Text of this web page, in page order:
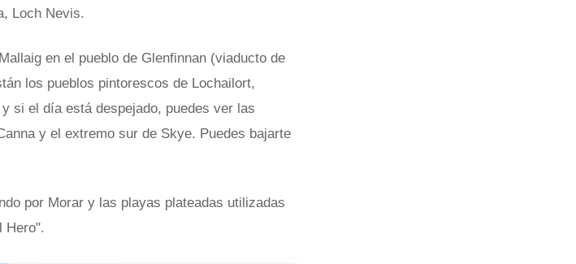
Loch Nevis.
en el pueblo de Glenfinnan (viaducto de
los pueblos pintorescos de Lochailort,
si el día está despejado, puedes ver las
y el extremo sur de Skye. Puedes bajarte
por Morar y las playas plateadas utilizadas
Hero".